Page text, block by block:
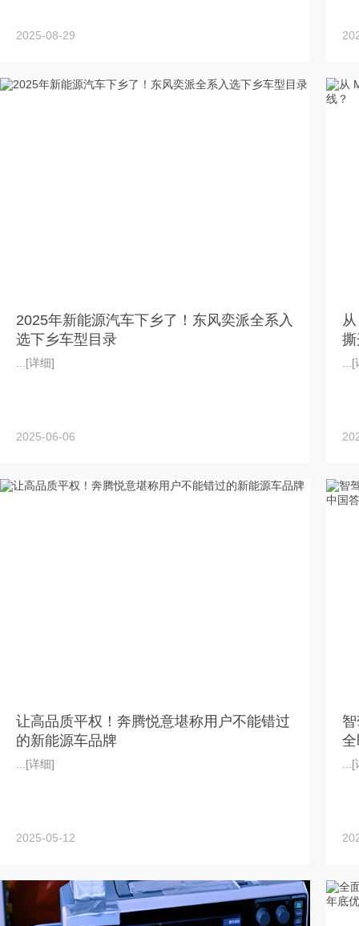
2025-08-29
2025年新能源汽车下乡了！东风奕派全系入
选下乡车型目录
[详细]
2025-06-06
[
让高品质平权！奔腾悦意堪称用户不能错过
的新能源车品牌
[详细]
2025-05-12
[